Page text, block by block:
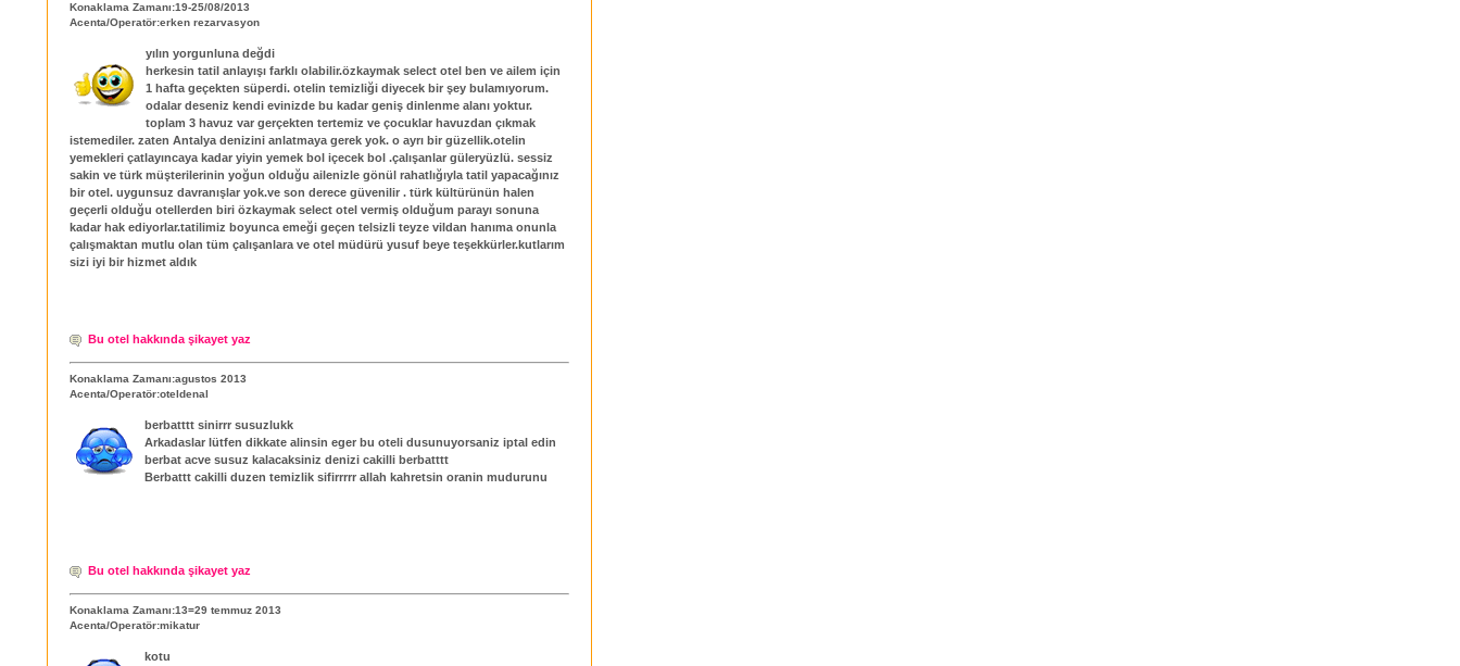
Konaklama Zamanı:19-25/08/2013
Acenta/Operatör:erken rezarvasyon
yılın yorgunluna değdi
herkesin tatil anlayışı farklı olabilir.özkaymak select otel ben ve ailem için
1 hafta geçekten süperdi. otelin temizliği diyecek bir şey bulamıyorum.
odalar deseniz kendi evinizde bu kadar geniş dinlenme alanı yoktur.
toplam 3 havuz var gerçekten tertemiz ve çocuklar havuzdan çıkmak
istemediler. zaten Antalya denizini anlatmaya gerek yok. o ayrı bir güzellik.otelin
yemekleri çatlayıncaya kadar yiyin yemek bol içecek bol .çalışanlar güleryüzlü. sessiz
sakin ve türk müşterilerinin yoğun olduğu ailenizle gönül rahatlığıyla tatil yapacağınız
bir otel. uygunsuz davranışlar yok.ve son derece güvenilir . türk kültürünün halen
geçerli olduğu otellerden biri özkaymak select otel vermiş olduğum parayı sonuna
kadar hak ediyorlar.tatilimiz boyunca emeği geçen telsizli teyze vildan hanıma onunla
çalışmaktan mutlu olan tüm çalışanlara ve otel müdürü yusuf beye teşekkürler.kutlarım
sizi iyi bir hizmet aldık
Bu otel hakkında şikayet yaz
Konaklama Zamanı:agustos 2013
Acenta/Operatör:oteldenal
berbatttt sinirrr susuzlukk
Arkadaslar lütfen dikkate alinsin eger bu oteli dusunuyorsaniz iptal edin
berbat acve susuz kalacaksiniz denizi cakilli berbatttt
Berbattt cakilli duzen temizlik sifirrrrr allah kahretsin oranin mudurunu
Bu otel hakkında şikayet yaz
Konaklama Zamanı:13=29 temmuz 2013
Acenta/Operatör:mikatur
kotu